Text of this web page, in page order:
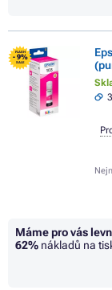
FLASH
- 9%
SALE
Máme pro vás
62% nákladů na